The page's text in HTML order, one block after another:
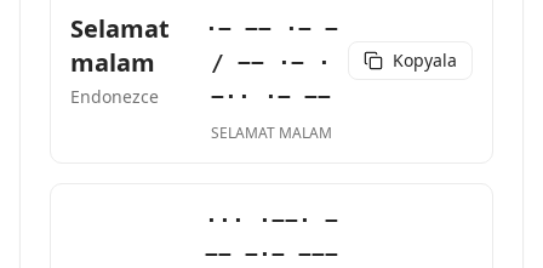
Selamat
malam
Endonezce
·− −− ·− −
/ −− ·− ·
−·· ·− −−
SELAMAT MALAM
Kopyala
··· ·−−· −
−− −·− −−−